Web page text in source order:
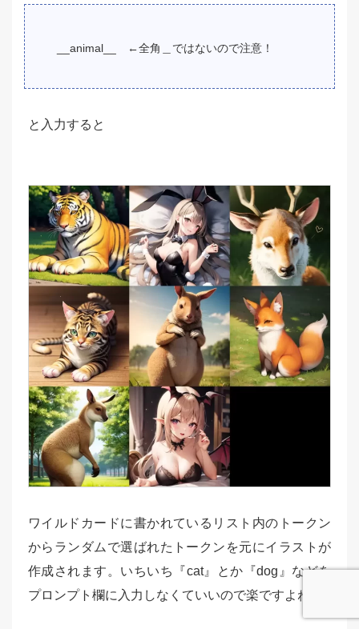
__animal__ ←全角＿ではないので注意！
と入力すると
ワイルドカードに書かれているリスト内のトークン
からランダムで選ばれたトークンを元にイラストが
作成されます。いちいち『cat』とか『dog』などを
プロンプト欄に入力しなくていいので楽ですよね。